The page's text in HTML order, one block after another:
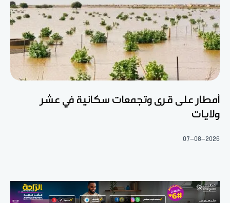
أمطار على قرى وتجمعات سكانية في عشر
ولايات
07-08-2026